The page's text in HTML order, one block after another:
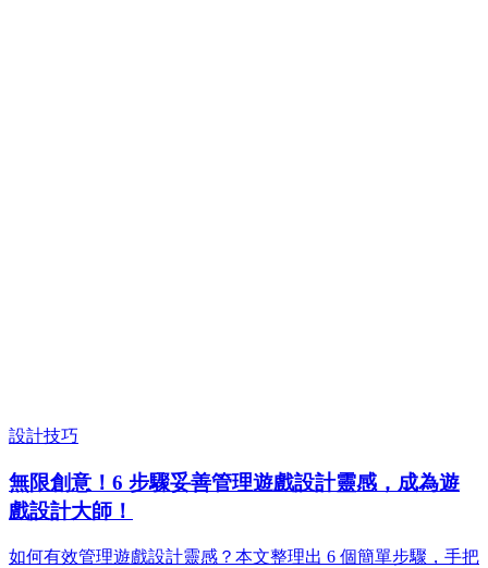
設計技巧
無限創意！6 步驟妥善管理遊戲設計靈感，成為遊
戲設計大師！
如何有效管理遊戲設計靈感？本文整理出 6 個簡單步驟，手把